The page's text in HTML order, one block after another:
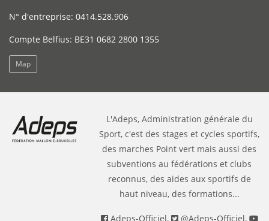
N° d'entreprise: 0414.528.906
Compte Belfius: BE31 0682 2800 1355
Map
L'Adeps, Administration générale du
Sport, c'est des stages et cycles sportifs,
des marches Point vert mais aussi des
subventions au fédérations et clubs
reconnus, des aides aux sportifs de
haut niveau, des formations...
Adeps-Officiel, @Adeps-Officiel,